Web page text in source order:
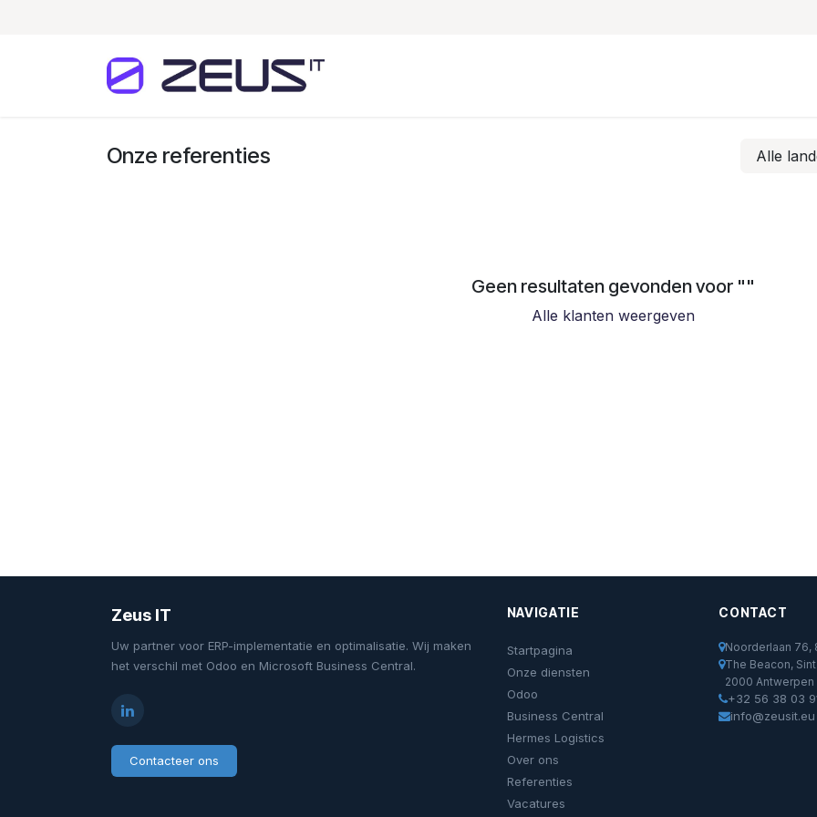
Onze referenties Alle
Geen resultaten gevonden voor ""
Alle klanten weergeven
Zeus IT
Uw partner voor ERP-implementatie en optimalisatie. Wij maken
het verschil met Odoo en Microsoft Business Central.
Contacteer ons
NAVIGATIE
Startpagina
Onze diensten
Odoo
Business Central
Hermes Logistics
Over ons
Referenties
Vacatures
CONTACT
Noorderlaan 76,
The Beacon,
2000 Antwerpen
+32 56 38 03
info@zeusit.eu